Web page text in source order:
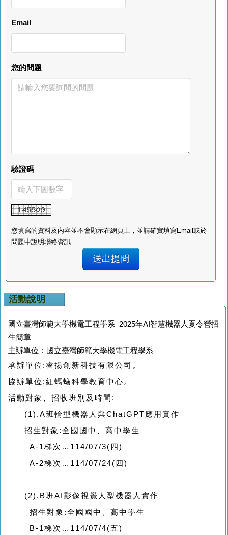
Email
您的問題
驗證碼
您填寫的資料及內容並不會顯示在網頁上，並請確實填寫Email或於
問題中說明聯絡資訊..
活動說明
國立臺灣師範大學機電工程學系 2025年AI 智慧機器人夏令營招
生簡章
主辦單位：國立臺灣師範大學機電工程學系
承辦單位:睿揚創新科技有限公司。
協辦單位:紅螞蟻科學教育中心。
活動對象、招收班別及時間:
(1).A班輪型機器人與ChatGPT應用實作
招生對象 :全國國中、高中學生
A-1梯次…114/07/3(四)
A-2梯次…114/07/24(四)
(2).B班AI影像視覺人型機器人實作
招生對象 :全國國中、高中學生
B-1梯次…114/07/4(五)